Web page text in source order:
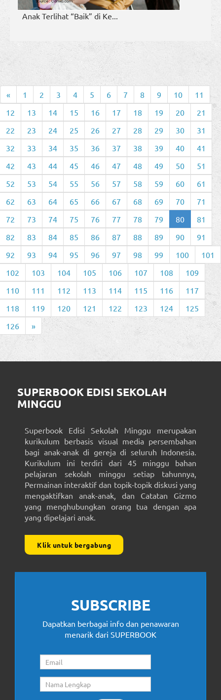
Anak Terlihat “Baik” di Ke...
« 1 2 3 4 5 6 7 8 9 10
11
12
13 14 15 16 17 18 19 20
21
22
23 24 25 26 27 28 29 30
31
32
33 34 35 36 37 38 39 40
41
42
43 44 45 46 47 48 49 50
51
52
53 54 55 56 57 58 59 60
61
62
63 64 65 66 67 68 69 70
71
72
73 74 75 76 77 78 79 80
81
82
83 84 85 86 87 88 89 90
91
92
93 94 95 96 97 98 99 100
101
102
103 104 105 106 107 108
109
110
111 112 113 114 115 116
117
118
119 120 121 122 123 124
125
126
»
SUPERBOOK EDISI SEKOLAH
MINGGU
Superbook Edisi Sekolah Minggu merupakan
kurikulum berbasis visual media persembahan
bagi anak-anak di gereja di seluruh Indonesia.
Kurikulum ini terdiri dari 45 minggu bahan
pelajaran sekolah minggu setiap tahunnya,
Permainan interaktif dan topik-topik diskusi yang
mengaktifkan anak-anak, dan Catatan Gizmo
yang menghubungkan orang tua dengan apa
yang dipelajari anak.
Klik untuk bergabung
SUBSCRIBE
Dapatkan berbagai info dan penawaran
menarik dari SUPERBOOK